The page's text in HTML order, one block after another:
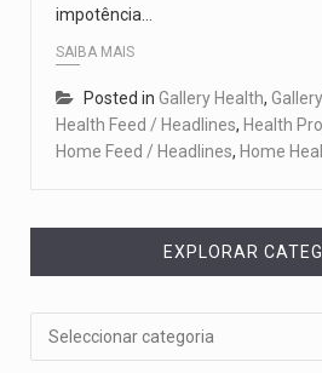
impotência…
SAIBA MAIS
Posted in Gallery Health,
Health Feed / Headlines, Health
Home Feed / Headlines, Home
EXPLORAR